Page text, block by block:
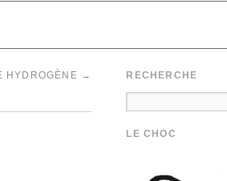
HYDROGÈNE → RECHERCHE
LE CHOC